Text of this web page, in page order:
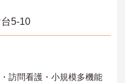
5-10
訪問看護・小規模多機能